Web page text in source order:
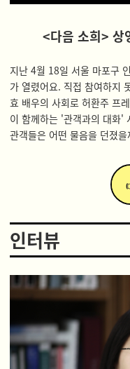
<다음 소희> 상
지난 4월 18일 서울 마포구
가 열렸어요. 직접 참여하지
효 배우의 사회로 허환주 프
이 함께하는 '관객과의 대화'
관객들은 어떤 물음을 던졌
인터뷰